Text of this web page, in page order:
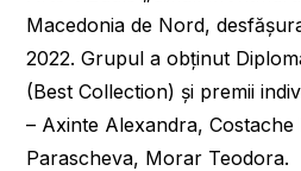
Macedonia de Nord,
2022. Grupul a obținut
(Best Collection) și premii
– Axinte Alexandra,
Parascheva, Morar Teodora.